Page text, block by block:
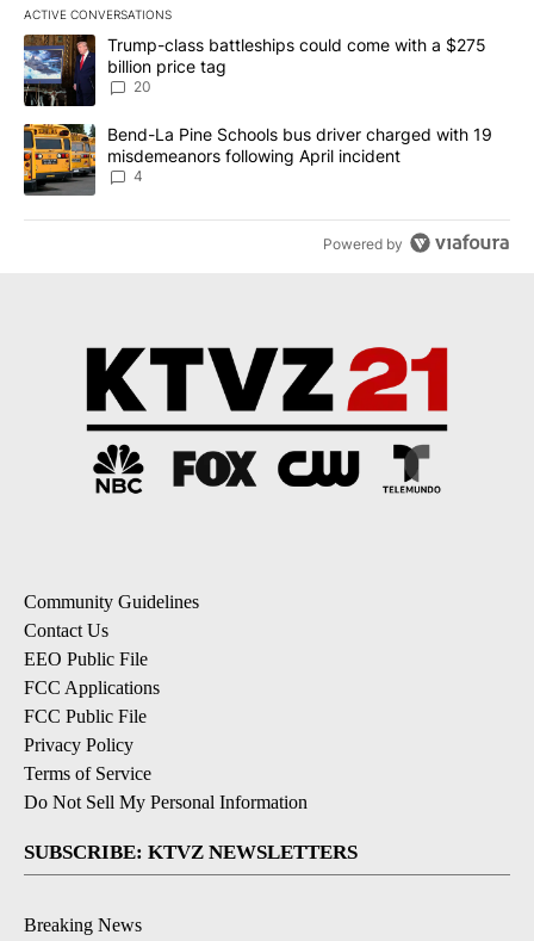
ACTIVE CONVERSATIONS
The following is a list of the most commented articles in the last
A trending article titled "Trump-class battleships could come
Trump-class battleships could come with a $275
billion price tag
20
A trending article titled "Bend-La Pine Schools bus driver
Bend-La Pine Schools bus driver charged with 19
misdemeanors following April incident
4
Powered by
Community Guidelines
Contact Us
EEO Public File
FCC Applications
FCC Public File
Privacy Policy
Terms of Service
Do Not Sell My Personal Information
SUBSCRIBE: KTVZ NEWSLETTERS
Breaking News